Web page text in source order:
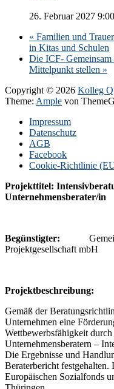
26. Februar 2027 9:00
« Familien und
in Kitas und Schulen
Die ICF-
Mittelpunkt stellen »
Copyright © 2026 Kolleg
Theme: Ample von
Impressum
Datenschutz
AGB
Facebook
Cookie-Richtlinie
Projekttitel:
Unternehmensberater/in
Begünstigter:
Projektgesellschaft mbH
Projektbeschreibung:
Gemäß der
Unternehmen eine
Wettbewerbsfähigkeit
Unternehmensberatern –
Die Ergebnisse und
Beraterbericht
Europäischen Sozialfonds